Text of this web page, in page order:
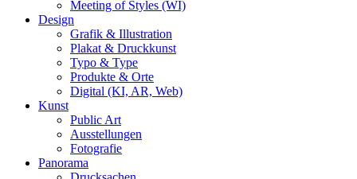
Meeting of Styles (WI)
Design
Grafik & Illustration
Plakat & Druckkunst
Typo & Type
Produkte & Orte
Digital (KI, AR, Web)
Kunst
Public Art
Ausstellungen
Fotografie
Panorama